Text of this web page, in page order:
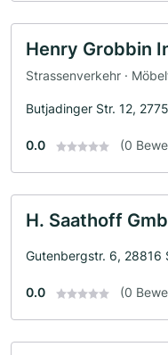
Henry Grobbin
Strassenverkehr ·
Butjadinger Str. 12,
0.0 (0
H. Saathoff
Gutenbergstr. 6, 28816
0.0 (0